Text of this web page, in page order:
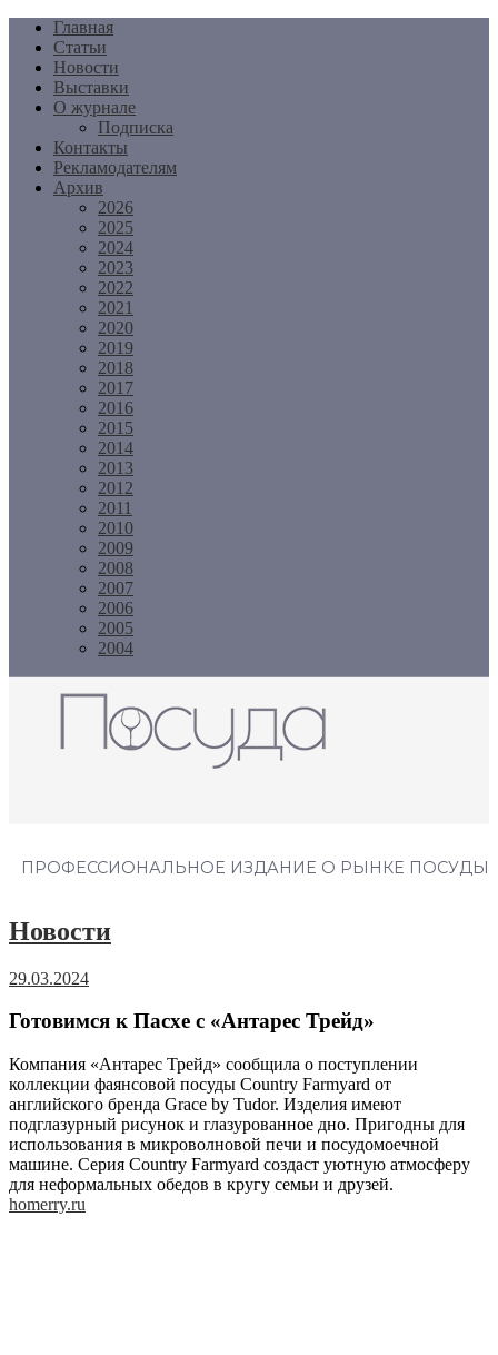
Перейти
содержимому
Главная
Статьи
Новости
Выставки
О журнале
Подписка
Контакты
Рекламодателям
Архив
2026
2025
2024
2023
2022
2021
2020
2019
2018
2017
2016
2015
2014
2013
2012
2011
2010
2009
2008
2007
2006
2005
2004
ПРОФЕССИОНАЛЬНОЕ ИЗДАНИЕ О РЫНКЕ ПОСУДЫ
Новости
29.03.2024
Готовимся к Пасхе c «Антарес Трейд»
Компания «Антарес Трейд» сообщила о поступлении
коллекции фаянсовой посуды Country Farmyard от
английского бренда Grace by Tudor. Изделия имеют
подглазурный рисунок и глазурованное дно. Пригодны для
использования в микроволновой печи и посудомоечной
машине. Серия Country Farmyard создаст уютную атмосферу
для неформальных обедов в кругу семьи и друзей.
homerry.ru